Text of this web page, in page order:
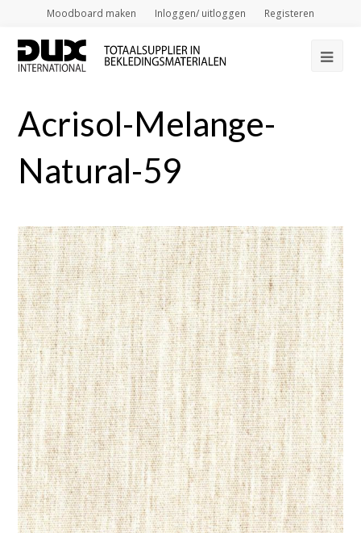
Moodboard maken Inloggen/ uitloggen Registeren
Acrisol-Melange-
Natural-59